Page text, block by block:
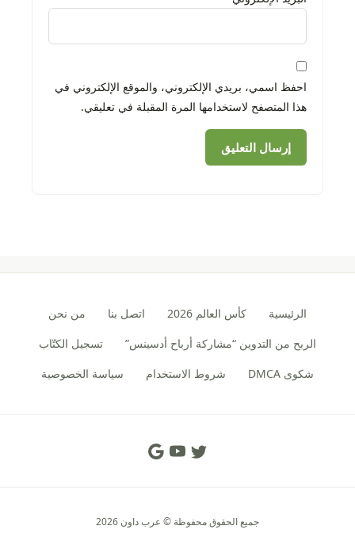
احفظ اسمي، بريدي الإلكتروني، والموقع الإلكتروني في
هذا المتصفح لاستخدامها المرة المقبلة في تعليقي.
الرئيسية كأس العالم 2026 اتصل بنا
من نحن
الربح من التدوين “مشاركة أرباح أدسينس”
تسجيل الكتّاب
شكوى DMCA
شروط الاستخدام سياسة الخصوصية
Social Links
جميع الحقوق محفوظة © عرب داون 2026